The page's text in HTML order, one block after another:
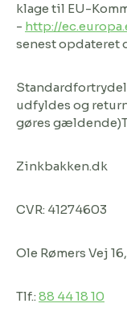
klage til EU-
- http://
senest opdateret
udfyldes og
gøres
Zinkbakken.dk
CVR: 41274603
Ole Rømers Vej
Tlf.: 88 44 18 10